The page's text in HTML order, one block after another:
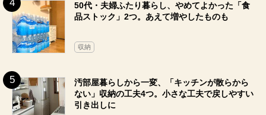
50代・夫婦ふたり暮らし、やめてよかった「食
品ストック」2つ。あえて増やしたものも
収納
汚部屋暮らしから一変、「キッチンが散らから
ない」収納の工夫4つ。小さな工夫で戻しやすい
引き出しに